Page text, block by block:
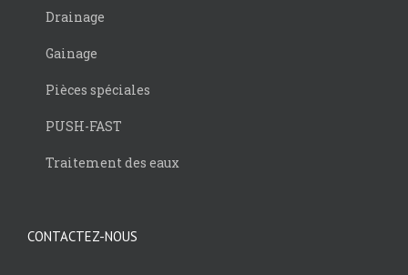
Drainage
Gainage
Pièces spéciales
PUSH-FAST
Traitement des eaux
CONTACTEZ-NOUS